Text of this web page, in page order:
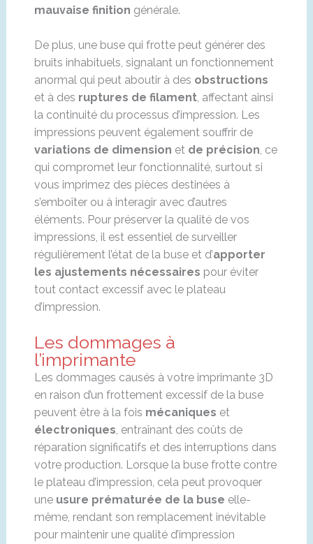
mauvaise finition générale.
De plus, une buse qui frotte peut générer des
bruits inhabituels, signalant un fonctionnement
anormal qui peut aboutir à des obstructions
et à des ruptures de filament, affectant ainsi
la continuité du processus d’impression. Les
impressions peuvent également souffrir de
variations de dimension et de précision, ce
qui compromet leur fonctionnalité, surtout si
vous imprimez des pièces destinées à
s’emboîter ou à interagir avec d’autres
éléments. Pour préserver la qualité de vos
impressions, il est essentiel de surveiller
régulièrement l’état de la buse et d’apporter
les ajustements nécessaires pour éviter
tout contact excessif avec le plateau
d’impression.
Les dommages à
l’imprimante
Les dommages causés à votre imprimante 3D
en raison d’un frottement excessif de la buse
peuvent être à la fois mécaniques et
électroniques, entraînant des coûts de
réparation significatifs et des interruptions dans
votre production. Lorsque la buse frotte contre
le plateau d’impression, cela peut provoquer
une usure prématurée de la buse elle-
même, rendant son remplacement inévitable
pour maintenir une qualité d’impression